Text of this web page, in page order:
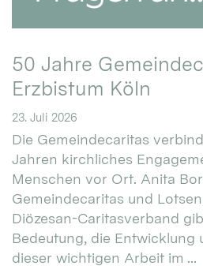
50 Jahre
Erzbistum Köln
23. Juli 2026
Die Gemeindecaritas
Jahren kirchliches
Menschen vor Ort. Anita
Gemeindecaritas und
Diözesan-Caritasverband
Bedeutung, die Entwicklung
dieser wichtigen Arbeit im ...